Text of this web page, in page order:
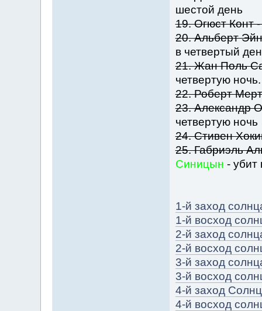
шестой день
19. Огюст Конт
20. Альберт
в четвертый
21. Жан Поль
четвертую ночь.
22. Роберт
23. Александр
четвертую ночь
24. Стивен
25. Габриэль
Синицын - убит
1-й заход
1-й восход
2-й заход
2-й восход
3-й заход
3-й восход
4-й заход
4-й восход